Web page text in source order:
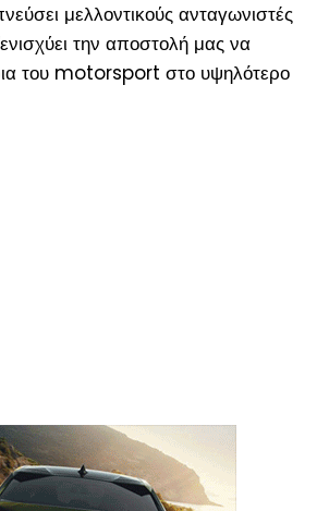
μελλοντικούς ανταγωνιστές
την αποστολή μας να
του motorsport στο υψηλότερο